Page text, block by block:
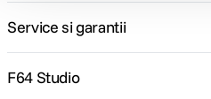
Service si garantii
F64 Studio